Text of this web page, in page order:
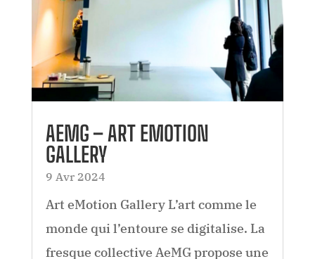
AEMG – ART EMOTION
GALLERY
9 Avr 2024
Art eMotion Gallery L’art comme le
monde qui l’entoure se digitalise. La
fresque collective AeMG propose une